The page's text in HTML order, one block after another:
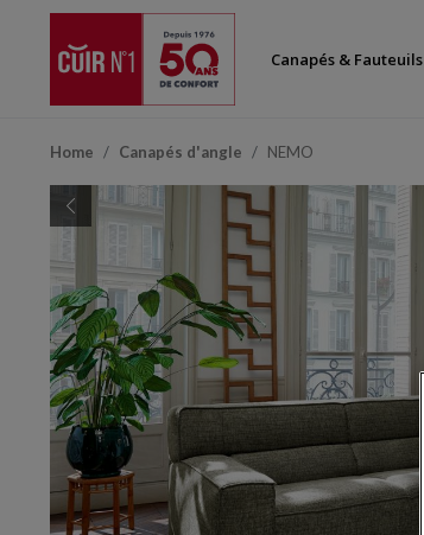
Canapés & Fauteuils
Home Canapés d'angle NEMO
Previous